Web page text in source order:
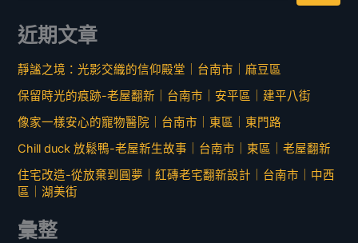
近期文章
靜謐之境：光影交織的信仰殿堂｜台南市｜麻豆區
保留時光的痕跡-老屋翻新｜台南市｜安平區｜建平八街
像家一樣安心的寵物醫院｜台南市｜東區｜東門路
Chill duck 放鬆鴨-老屋新生故事｜台南市｜東區｜老屋翻新
住宅改造-從放棄到圓夢｜紅磚老宅翻新設計｜台南市｜中西
區｜湖美街
彙整